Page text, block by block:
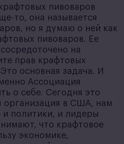
пивоваров
то, она называется
но я думаю о ней как
пивоваров. Ее
на
прав крафтовых
основная задача. И
Ассоциация
о себе. Сегодня это
организация в США, нам
политики, и лидеры
что крафтовое
экономике,